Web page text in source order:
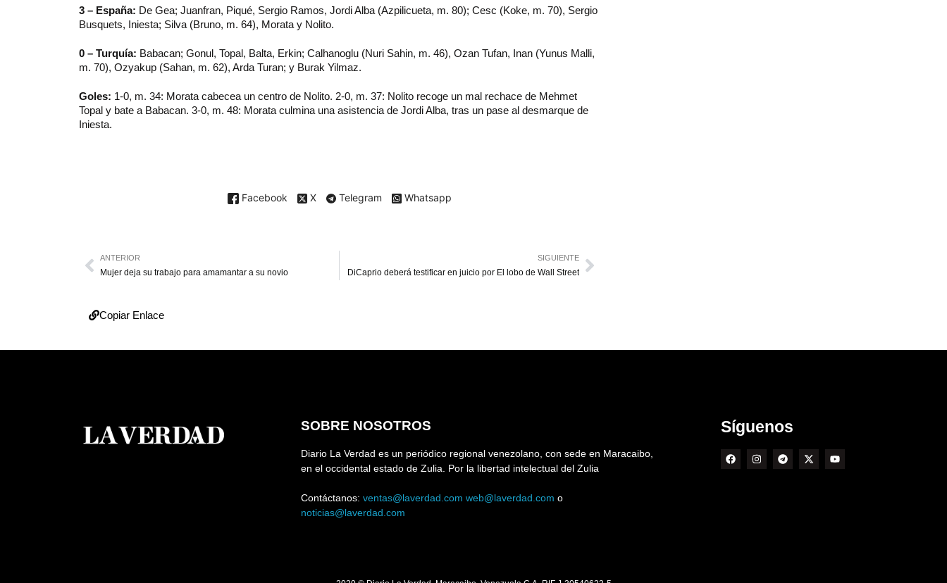
3 – España: De Gea; Juanfran, Piqué, Sergio Ramos, Jordi Alba (Azpilicueta, m. 80); Cesc (Koke, m. 70), Sergio
Busquets, Iniesta; Silva (Bruno, m. 64), Morata y Nolito.
0 – Turquía: Babacan; Gonul, Topal, Balta, Erkin; Calhanoglu (Nuri Sahin, m. 46), Ozan Tufan, Inan (Yunus Malli,
m. 70), Ozyakup (Sahan, m. 62), Arda Turan; y Burak Yilmaz.
Goles: 1-0, m. 34: Morata cabecea un centro de Nolito. 2-0, m. 37: Nolito recoge un mal rechace de Mehmet
Topal y bate a Babacan. 3-0, m. 48: Morata culmina una asistencia de Jordi Alba, tras un pase al desmarque de
Iniesta.
Facebook X Telegram Whatsapp
ANTERIOR
Mujer deja su trabajo para amamantar a su novio
SIGUIENTE
DiCaprio deberá testificar en juicio por El lobo de Wall Street
Copiar Enlace
SOBRE NOSOTROS
Diario La Verdad es un periódico regional venezolano, con sede en Maracaibo,
en el occidental estado de Zulia. Por la libertad intelectual del Zulia
Contáctanos: ventas@laverdad.com web@laverdad.com o
noticias@laverdad.com
Síguenos